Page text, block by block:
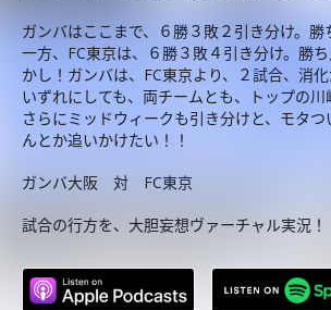
ガンバはここまで、６勝３敗２引き分け。勝
一方、FC東京は、６勝３敗４引き分け。勝
かし！ガンバは、FC東京より、２試合、消化
いずれにしても、両チームとも、トップの川
さらにミッドウィークも引き分けと、モタ
んとか追いかけたい！！
ガンバ大阪 対 FC東京
試合の行方を、大胆妄想ヴァーチャル実況！